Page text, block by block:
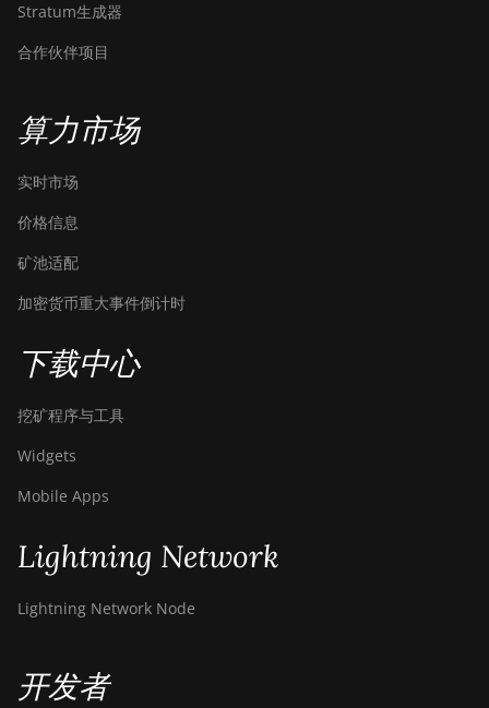
Stratum生成器
合作伙伴项目
算力市场
实时市场
价格信息
矿池适配
加密货币重大事件倒计时
下载中心
挖矿程序与工具
Widgets
Mobile Apps
Lightning Network
Lightning Network Node
开发者